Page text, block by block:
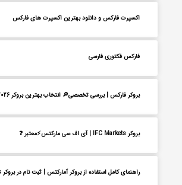
اکسپرت فارکس و دانلود بهترین اکسپرت های فارکس
فارکس فکتوری فارسی
بروکر فارکس | بررسی تخصصی🔎 انتخاب بهترین بروکر 2026
بروکر IFC Markets | آی اف سی مارکتس⚡معتبر ❓
راهنمای کامل استفاده از بروکر آمارکتس | ثبت نام در بروکر AMarkets